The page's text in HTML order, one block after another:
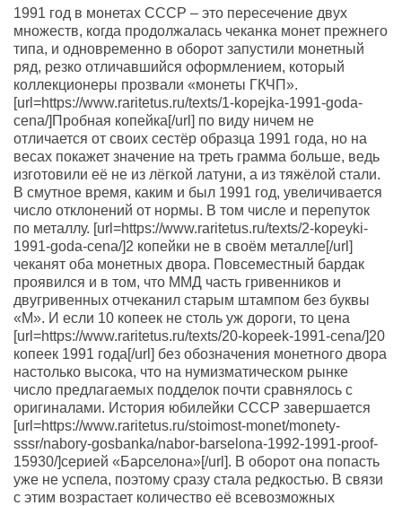
1991 год в монетах СССР – это пересечение двух
множеств, когда продолжалась чеканка монет прежнего
типа, и одновременно в оборот запустили монетный
ряд, резко отличавшийся оформлением, который
коллекционеры прозвали «монеты ГКЧП».
[url=https://www.raritetus.ru/texts/1-kopejka-1991-goda-
cena/]Пробная копейка[/url] по виду ничем не
отличается от своих сестёр образца 1991 года, но на
весах покажет значение на треть грамма больше, ведь
изготовили её не из лёгкой латуни, а из тяжёлой стали.
В смутное время, каким и был 1991 год, увеличивается
число отклонений от нормы. В том числе и перепуток
по металлу. [url=https://www.raritetus.ru/texts/2-kopeyki-
1991-goda-cena/]2 копейки не в своём металле[/url]
чеканят оба монетных двора. Повсеместный бардак
проявился и в том, что ММД часть гривенников и
двугривенных отчеканил старым штампом без буквы
«М». И если 10 копеек не столь уж дороги, то цена
[url=https://www.raritetus.ru/texts/20-kopeek-1991-cena/]20
копеек 1991 года[/url] без обозначения монетного двора
настолько высока, что на нумизматическом рынке
число предлагаемых подделок почти сравнялось с
оригиналами. История юбилейки СССР завершается
[url=https://www.raritetus.ru/stoimost-monet/monety-
sssr/nabory-gosbanka/nabor-barselona-1992-1991-proof-
15930/]серией «Барселона»[/url]. В оборот она попасть
уже не успела, поэтому сразу стала редкостью. В связи
с этим возрастает количество её всевозможных